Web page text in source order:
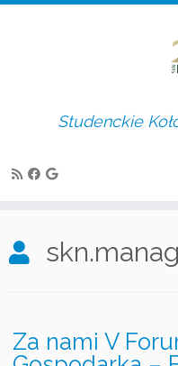
content
Studenckie
Za nami V